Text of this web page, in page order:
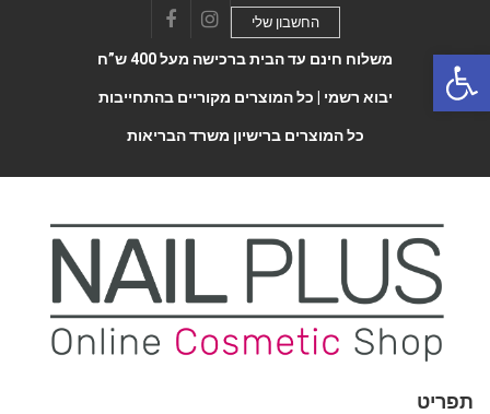
FacebookInstagram
החשבון שלי
משלוח חינם עד הבית ברכישה מעל 400 ש”ח
יבוא רשמי | כל המוצרים מקוריים בהתחייבות
כל המוצרים ברישיון משרד הבריאות
Toggle
תפריט